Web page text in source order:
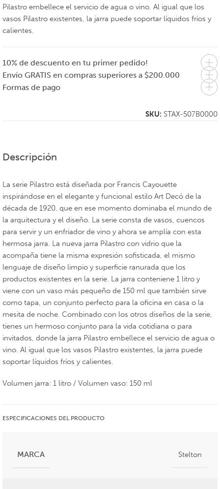
Pilastro embellece el servicio de agua o vino. Al igual que los
vasos Pilastro existentes, la jarra puede soportar líquidos fríos y
calientes.
10% de descuento en tu primer pedido!
Envío GRATIS en compras superiores a $200.000
Formas de pago
SKU: STAX-507B0000
Descripción
La serie Pilastro está diseñada por Francis Cayouette
inspirándose en el elegante y funcional estilo Art Decó de la
década de 1920, que en ese momento dominaba el mundo de
la arquitectura y el diseño. La serie consta de vasos, cuencos
para servir y un enfriador de vino y ahora se amplía con esta
hermosa jarra. La nueva jarra Pilastro con vidrio que la
acompaña tiene la misma expresión sofisticada, el mismo
lenguaje de diseño limpio y superficie ranurada que los
productos existentes en la serie. La jarra conteniene 1 litro y
viene con un vaso más pequeño de 150 ml que también sirve
como tapa, un conjunto perfecto para la oficina en casa o la
mesita de noche. Combinado con los otros diseños de la serie,
tienes un hermoso conjunto para la vida cotidiana o para
invitados, donde la jarra Pilastro embellece el servicio de agua o
vino. Al igual que los vasos Pilastro existentes, la jarra puede
soportar líquidos fríos y calientes.
Volumen jarra: 1 litro / Volumen vaso: 150 ml
ESPECIFICACIONES DEL PRODUCTO
MARCA Stelton